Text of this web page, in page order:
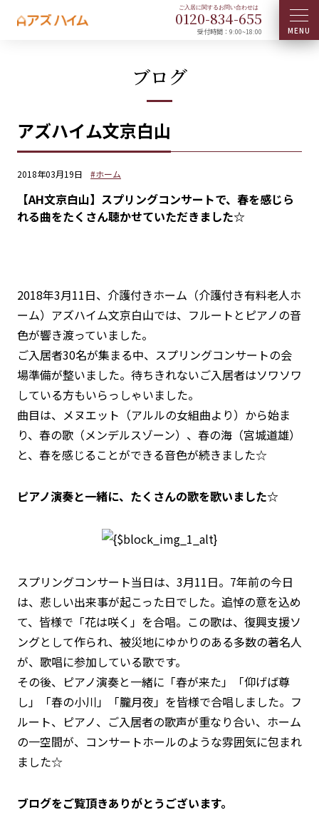
0120-834-655
受付時間：9:00~18:00
ブログ
アズハイム文京白山
2018年03月19日 #ホーム
【AH文京白山】スプリングコンサートで、春を感じら
れる曲をたくさん聴かせていただきました☆
2018年3月11日、介護付きホーム（介護付き有料老人ホ
ーム）アズハイム文京白山では、フルートとピアノの音
色が響き渡っていました。
ご入居者30名が集まる中、スプリングコンサートの会
場準備が整いました。待ちきれないご入居者はソワソワ
している方もいらっしゃいました。
曲目は、メヌエット（アルルの女組曲より）から始ま
り、春の歌（メンデルスゾーン）、春の海（宮城道雄）
と、春を感じることができる音色が続きました☆
ピアノ演奏と一緒に、たくさんの歌を歌いました☆
スプリングコンサート当日は、3月11日。7年前の今日
は、悲しい出来事が起こった日でした。追悼の意を込め
て、皆様で「花は咲く」を合唱。この歌は、復興支援ソ
ングとして作られ、被災地にゆかりのある多数の著名人
が、歌唱に参加している歌です。
その後、ピアノ演奏と一緒に「春が来た」「仰げば尊
し」「春の小川」「朧月夜」を皆様で合唱しました。フ
ルート、ピアノ、ご入居者の歌声が重なり合い、ホーム
の一空間が、コンサートホールのような雰囲気に包まれ
ました☆
ブログをご覧頂きありがとうございます。